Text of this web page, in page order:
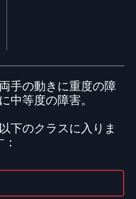
手の動きに重度の障
中等度の障害。
下のクラスに入りま
：